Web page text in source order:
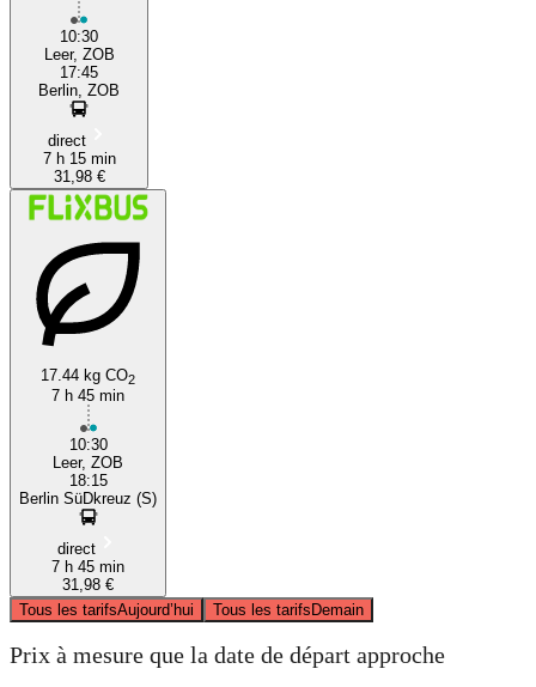
10:30
Leer, ZOB
17:45
Berlin, ZOB
direct
7 h 15 min
31,98 €
17.44 kg CO2
7 h 45 min
10:30
Leer, ZOB
18:15
Berlin SüDkreuz (S)
direct
7 h 45 min
31,98 €
Tous les tarifsAujourd’hui Tous les tarifsDemain
Prix à mesure que la date de départ approche